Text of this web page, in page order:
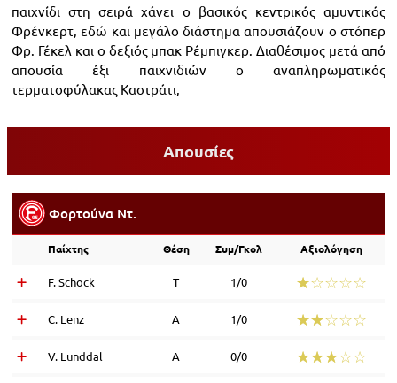
παιχνίδι στη σειρά χάνει ο βασικός κεντρικός αμυντικός
Φρένκερτ, εδώ και μεγάλο διάστημα απουσιάζουν ο στόπερ
Φρ. Γέκελ και ο δεξιός μπακ Ρέμπιγκερ. Διαθέσιμος μετά από
απουσία έξι παιχνιδιών ο αναπληρωματικός
τερματοφύλακας Καστράτι,
Απουσίες
Φορτoύνα Ντ.
Παίχτης Θέση Συμ/Γκολ Αξιολόγηση
F. Schock Τ 1/0 ☆☆☆☆☆
★★★★★
C. Lenz Α 1/0 ☆☆☆☆☆
★★★★★
V. Lunddal Α 0/0 ☆☆☆☆☆
★★★★★